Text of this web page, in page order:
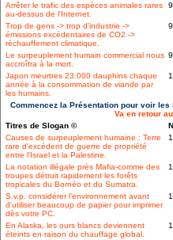
Arrêter le trafic des espèces animales rares
au-dessus de l'Internet.
Trop de gens -> trop d'industrie ->
émissions excédentaires de CO2 ->
réchauffement climatique.
Le surpeuplement humain commercial nous
accroîtra à la mort.
Japon meurtres 23.000 dauphins chaque
année à la consommation de viande par
les humains.
Commencez la Présentation pour voir
Va en retour
Titres de Slogan ©
Causes de surpeuplement humaine : Terre
rare d'excédent de guerre de propriété
entre l'Israel et la Palestine.
La notation illégale près Mafia-comme des
troupes détruit rapidement les forêts
tropicales du Bornéo et du Sumatra.
S.v.p. considérer l'environnement avant
d'utiliser beaucoup de papier pour imprimer
dès votre PC.
En Alaska, les ours blancs deviennent
éteints en raison du chauffage global.